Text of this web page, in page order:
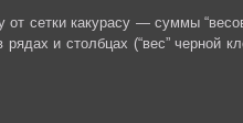
от сетки какурасу — суммы
рядах и столбцах (“вес”